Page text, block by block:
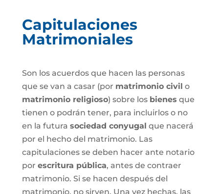
Capitulaciones
Matrimoniales
Son los acuerdos que hacen las personas
que se van a casar (por matrimonio civil o
matrimonio religioso) sobre los bienes que
tienen o podrán tener, para incluirlos o no
en la futura sociedad conyugal que nacerá
por el hecho del matrimonio. Las
capitulaciones se deben hacer ante notario
por escritura pública, antes de contraer
matrimonio. Si se hacen después del
matrimonio, no sirven. Una vez hechas, las